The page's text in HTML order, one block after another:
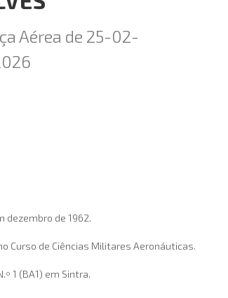
Aérea de 25-02-
dezembro de 1962.
Curso de Ciências Militares Aeronáuticas.
1 (BA1) em Sintra.